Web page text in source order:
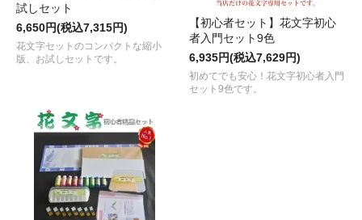
試しセット
6,650円(税込7,315円)
花文字セットのコンパクトな縮小
版、お試しセットです。
【初心者セット】花文字初心
者入門セット9色
6,935円(税込7,629円)
初めてでも安心！花文字初心者入門
セット9色です。